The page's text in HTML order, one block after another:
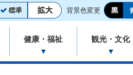
背景色変更
健康・福祉 観光・文化